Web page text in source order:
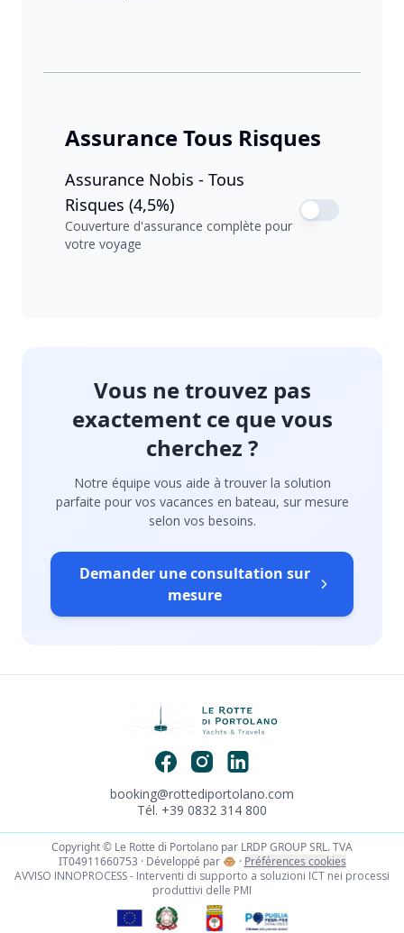
Assurance Tous Risques
Assurance Nobis - Tous
Risques (4,5%)
Couverture d'assurance complète pour
votre voyage
Vous ne trouvez pas
exactement ce que vous
cherchez ?
Notre équipe vous aide à trouver la solution
parfaite pour vos vacances en bateau, sur mesure
selon vos besoins.
Demander une consultation sur
mesure
booking@rottediportolano.com
Tél. +39 0832 314 800
Copyright © Le Rotte di Portolano par LRDP GROUP SRL. TVA
IT04911660753 · Développé par 🐵 · Préférences cookies
AVVISO INNOPROCESS - Interventi di supporto a soluzioni ICT nei processi
produttivi delle PMI